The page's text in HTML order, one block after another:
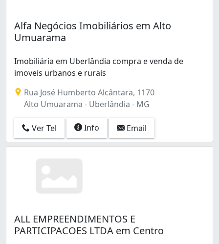
Alfa Negócios Imobiliários em Alto
Umuarama
Imobiliária em Uberlândia compra e venda de
imoveis urbanos e rurais
Rua José Humberto Alcântara, 1170
Alto Umuarama - Uberlândia - MG
Ver Tel Info Email
ALL EMPREENDIMENTOS E
PARTICIPACOES LTDA em Centro